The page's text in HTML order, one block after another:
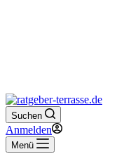
Suchen
Anmelden
Menü